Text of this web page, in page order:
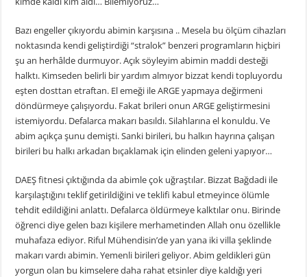
Bazı engeller çıkıyordu abimin karşısına .. Mesela bu ölçüm cihazları
noktasında kendi geliştirdiği “stralok” benzeri programların hiçbiri
şu an herhâlde durmuyor. Açık söyleyim abimin maddi desteği
halktı. Kimseden belirli bir yardım almıyor bizzat kendi topluyordu
eşten dosttan etraftan. El emeği ile ARGE yapmaya değirmeni
döndürmeye çalışıyordu. Fakat brileri onun ARGE geliştirmesini
istemiyordu. Defalarca makarı basıldı. Silahlarına el konuldu. Ve
abim açıkça şunu demişti. Sanki birileri, bu halkın hayrına çalışan
birileri bu halkı arkadan bıçaklamak için elinden geleni yapıyor…
DAEŞ fitnesi çıktığında da abimle çok uğraştılar. Bizzat Bağdadi ile
karşılaştığını teklif getirildiğini ve teklifi kabul etmeyince ölümle
tehdit edildiğini anlattı. Defalarca öldürmeye kalktılar onu. Birinde
öğrenci diye gelen bazı kişilere merhametinden Allah onu özellikle
muhafaza ediyor. Riful Mühendisin’de yan yana iki villa şeklinde
makarı vardı abimin. Yemenli birileri geliyor. Abim geldikleri gün
yorgun olan bu kimselere daha rahat etsinler diye kaldığı yeri